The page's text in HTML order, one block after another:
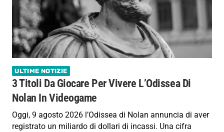
ULTIME NOTIZIE
3 Titoli Da Giocare Per Vivere L’Odissea Di
Nolan In Videogame
Oggi, 9 agosto 2026 l’Odissea di Nolan annuncia di aver
registrato un miliardo di dollari di incassi. Una cifra